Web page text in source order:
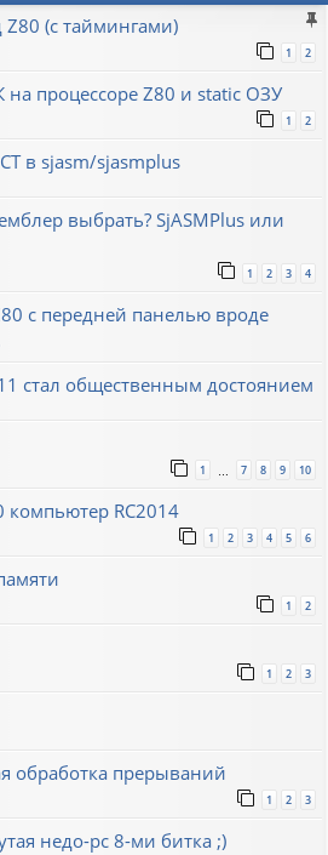
(с таймингами)
1 2
процессоре Z80 и static ОЗУ
1 2
в sjasm/sjasmplus
выбрать? SjASMPlus или
1 2 3 4
с передней панелью вроде
стал общественным достоянием
1 7 8 9 10
RC2014
1 2 3 4 5 6
1 2
1 2 3
обработка прерываний
1 2 3
недо-pc 8-ми битка ;)